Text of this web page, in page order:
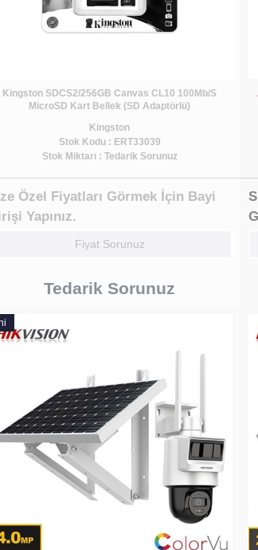
Kingston SDCS2/256GB Canvas CL10 100Mb/S
MicroSD Kart Bellek (SD Adaptörlü)
Kingston
Stok Kodu : ERT33039
Stok Miktarı : Tedarik Sorunuz
Özel Fiyatları Görmek İçin Bayi
Yapınız.
Fiyat Sorunuz
Tedarik Sorunuz